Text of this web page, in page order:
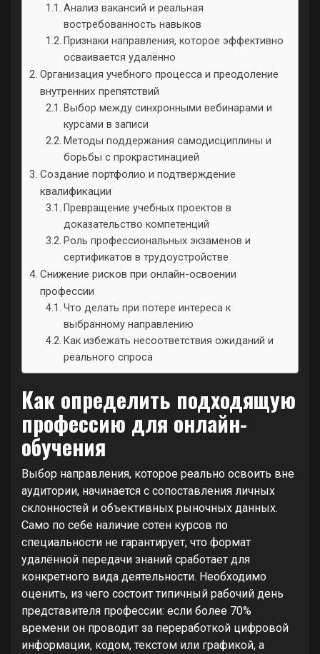
Анализ вакансий и реальная
востребованность навыков
Признаки направления, которое эффективно
осваивается удалённо
Организация учебного процесса и преодоление
внутренних препятствий
Выбор между синхронными вебинарами и
курсами в записи
Методы поддержания самодисциплины и
борьбы с прокрастинацией
Создание портфолио и подтверждение
квалификации
Превращение учебных проектов в
доказательство компетенций
Роль профессиональных экзаменов и
сертификатов в трудоустройстве
Снижение рисков при онлайн-освоении
профессии
Что делать при потере интереса к
выбранному направлению
Как избежать несоответствия ожиданий и
реального спроса
Как определить подходящую
профессию для онлайн-
обучения
Выбор направления, которое реально освоить вне
аудитории, начинается с сопоставления личных
склонностей и объективных рыночных данных.
Само по себе наличие сотен курсов по
специальности не гарантирует, что формат
удалённой передачи знаний сработает для
конкретного вида деятельности. Необходимо
оценить, из чего состоит типичный рабочий день
представителя профессии: если более 70%
времени он проводит за переработкой цифровой
информации, кодом, текстом или графикой, а